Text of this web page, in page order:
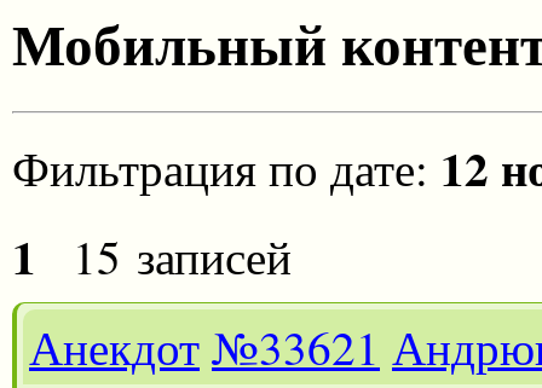
Мобильный
Фильтрация по дате: 12
1
15 записей
Анекдот№33621